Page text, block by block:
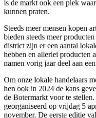
is de markt ook een plek
kunnen praten.
Steeds meer mensen kopen
bieden steeds meer
district zijn er een aantal
hebben en allerlei producten
namen vorig jaar deel aan
Om onze lokale handelaars
hen ook in 2024 de kans
de Botermarkt voor te
georganiseerd op vrijdag 5
november. De eerste editie